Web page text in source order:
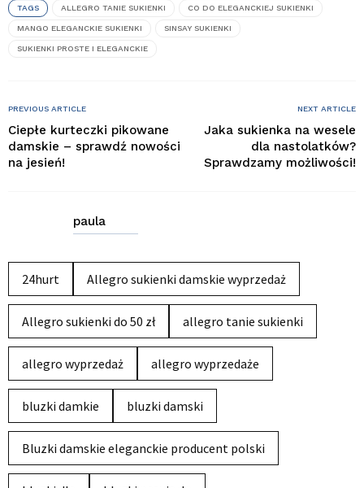
TAGS ALLEGRO TANIE SUKIENKI CO DO ELEGANCKIEJ SUKIENKI
MANGO ELEGANCKIE SUKIENKI SINSAY SUKIENKI
SUKIENKI PROSTE I ELEGANCKIE
PREVIOUS ARTICLE
Ciepłe kurteczki pikowane
damskie – sprawdź nowości
na jesień!
NEXT ARTICLE
Jaka sukienka na wesele
dla nastolatków?
Sprawdzamy możliwości!
paula
24hurt Allegro sukienki damskie wyprzedaż
Allegro sukienki do 50 zł allegro tanie sukienki
allegro wyprzedaż allegro wyprzedaże
bluzki damkie bluzki damski
Bluzki damskie eleganckie producent polski